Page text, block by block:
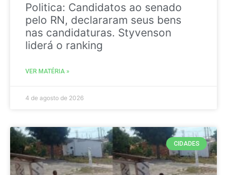
Politica: Candidatos ao senado
pelo RN, declararam seus bens
nas candidaturas. Styvenson
liderá o ranking
VER MATÉRIA »
4 de agosto de 2026
CIDADES